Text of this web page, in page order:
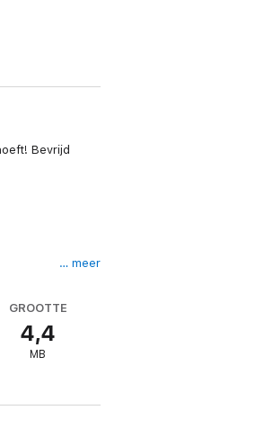
Bevrijd
… meer
GROOTTE
4,4
MB